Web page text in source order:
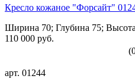
Кресло кожаное "Форсайт"
Ширина 70; Глубина 75;
110 000 руб.
арт. 01244